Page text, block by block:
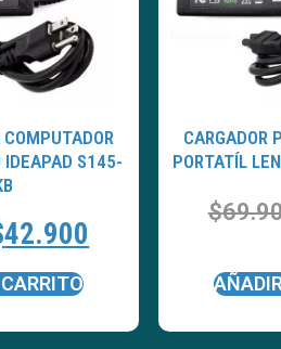
IDEAPAD S145-
42.900
CARGADOR
PORTATÍL
$